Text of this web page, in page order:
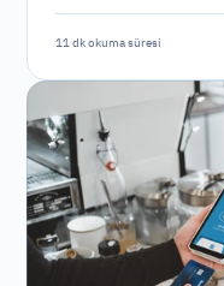
11 dk okuma süresi